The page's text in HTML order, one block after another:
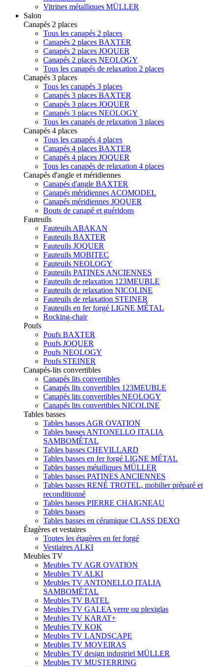
Vitrines métalliques MÜLLER
Salon
Canapés 2 places
Tous les canapés 2 places
Canapés 2 places BAXTER
Canapés 2 places JOQUER
Canapés 2 places NEOLOGY
Tous les canapés de relaxation 2 places
Canapés 3 places
Tous les canapés 3 places
Canapés 3 places BAXTER
Canapés 3 places JOQUER
Canapés 3 places NEOLOGY
Tous les canapés de relaxation 3 places
Canapés 4 places
Tous les canapés 4 places
Canapés 4 places BAXTER
Canapés 4 places JOQUER
Tous les canapés de relaxation 4 places
Canapés d'angle et méridiennes
Canapés d'angle BAXTER
Canapés méridiennes ACOMODEL
Canapés méridiennes JOQUER
Bouts de canapé et guéridons
Fauteuils
Fauteuils ABAKAN
Fauteuils BAXTER
Fauteuils JOQUER
Fauteuils MOBITEC
Fauteuils NEOLOGY
Fauteuils PATINES ANCIENNES
Fauteuils de relaxation 123MEUBLE
Fauteuils de relaxation NICOLINE
Fauteuils de relaxation STEINER
Fauteuils en fer forgé LIGNE MÉTAL
Rocking-chair
Poufs
Poufs BAXTER
Poufs JOQUER
Poufs NEOLOGY
Poufs STEINER
Canapés-lits convertibles
Canapés lits convertibles
Canapés lits convertibles 123MEUBLE
Canapés lits convertibles NEOLOGY
Canapés lits convertibles NICOLINE
Tables basses
Tables basses AGR OVATION
Tables basses ANTONELLO ITALIA
SAMBOMÉTAL
Tables basses CHEVILLARD
Tables basses en fer forgé LIGNE MÉTAL
Tables basses métalliques MÜLLER
Tables basses PATINES ANCIENNES
Tables basses RENÉ TROTEL, mobilier préparé et
reconditionné
Tables basses PIERRE CHAIGNEAU
Tables basses
Tables basses en céramique CLASS DEXO
Étagères et vestaires
Toutes les étagères en fer forgé
Vestiaires ALKI
Meubles TV
Meubles TV AGR OVATION
Meubles TV ALKI
Meubles TV ANTONELLO ITALIA
SAMBOMÉTAL
Meubles TV BATEL
Meubles TV GALEA verre ou plexiglas
Meubles TV KARAT+
Meubles TV KOK
Meubles TV LANDSCAPE
Meubles TV MOVEIRAS
Meubles TV design industriel MÜLLER
Meubles TV MUSTERRING